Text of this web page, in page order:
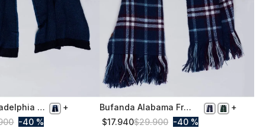
Fr
40 %
TALLA ÚNICA
Bufanda Alabama Fr
Navy
$17.940$29.900 40 %